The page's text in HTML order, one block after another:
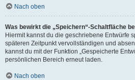
Nach oben
Was bewirkt die „Speichern“-Schaltfläche
Hiermit kannst du die geschriebene Entwürfe
späteren Zeitpunkt vervollständigen und
kannst du mit der Funktion „Gespeicherte
persönlichen Bereich erneut laden.
Nach oben